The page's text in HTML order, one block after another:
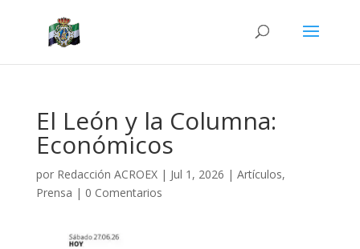
El León y la Columna:
Económicos
por Redacción ACROEX| Jul 1, 2026 | Artículos,
Prensa | 0 Comentarios